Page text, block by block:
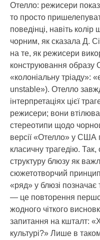
Отелло: режисери
то просто
поведінці, навіть
чорним, як сказала Д.
на те, як режисери
конструювання образу
«колоніальну тріаду»:
unstable»). Отелло
інтерпретаціях цієї
режисери; вони
стереотипи щодо
версії «Отелло» у США
класичну трагедію.
структуру блюзу як
сюжетотворчий
«ряд» у блюзі позначає
— це повторення
жодного чіткого
запитання на кшталт:
культурі?» Лише в